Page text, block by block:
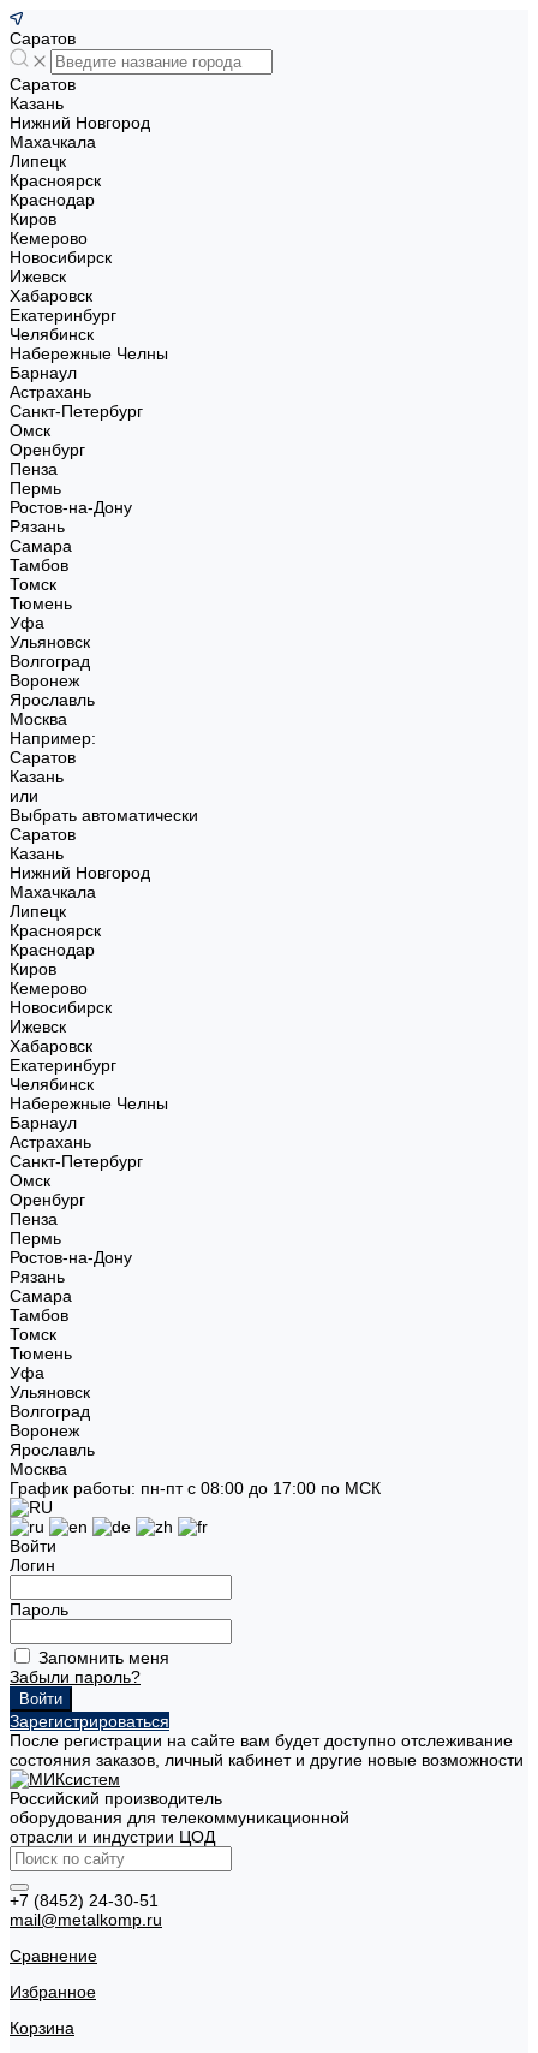
Саратов
Саратов
Казань
Нижний Новгород
Махачкала
Липецк
Красноярск
Краснодар
Киров
Кемерово
Новосибирск
Ижевск
Хабаровск
Екатеринбург
Челябинск
Набережные Челны
Барнаул
Астрахань
Санкт-Петербург
Омск
Оренбург
Пенза
Пермь
Ростов-на-Дону
Рязань
Самара
Тамбов
Томск
Тюмень
Уфа
Ульяновск
Волгоград
Воронеж
Ярославль
Москва
Например:
Саратов
Казань
или
Выбрать автоматически
Саратов
Казань
Нижний Новгород
Махачкала
Липецк
Красноярск
Краснодар
Киров
Кемерово
Новосибирск
Ижевск
Хабаровск
Екатеринбург
Челябинск
Набережные Челны
Барнаул
Астрахань
Санкт-Петербург
Омск
Оренбург
Пенза
Пермь
Ростов-на-Дону
Рязань
Самара
Тамбов
Томск
Тюмень
Уфа
Ульяновск
Волгоград
Воронеж
Ярославль
Москва
График работы: пн-пт с 08:00 до 17:00 по МСК
Войти
Логин
Пароль
Запомнить меня
Забыли пароль?
Зарегистрироваться
После регистрации на сайте вам будет доступно отслеживание
состояния заказов, личный кабинет и другие новые возможности
Российский производитель
оборудования для телекоммуникационной
отрасли и индустрии ЦОД
+7 (8452) 24-30-51
mail@metalkomp.ru
Сравнение
Избранное
Корзина